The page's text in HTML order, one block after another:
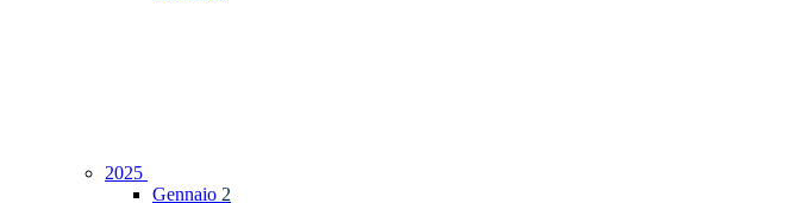
2025
Gennaio 2